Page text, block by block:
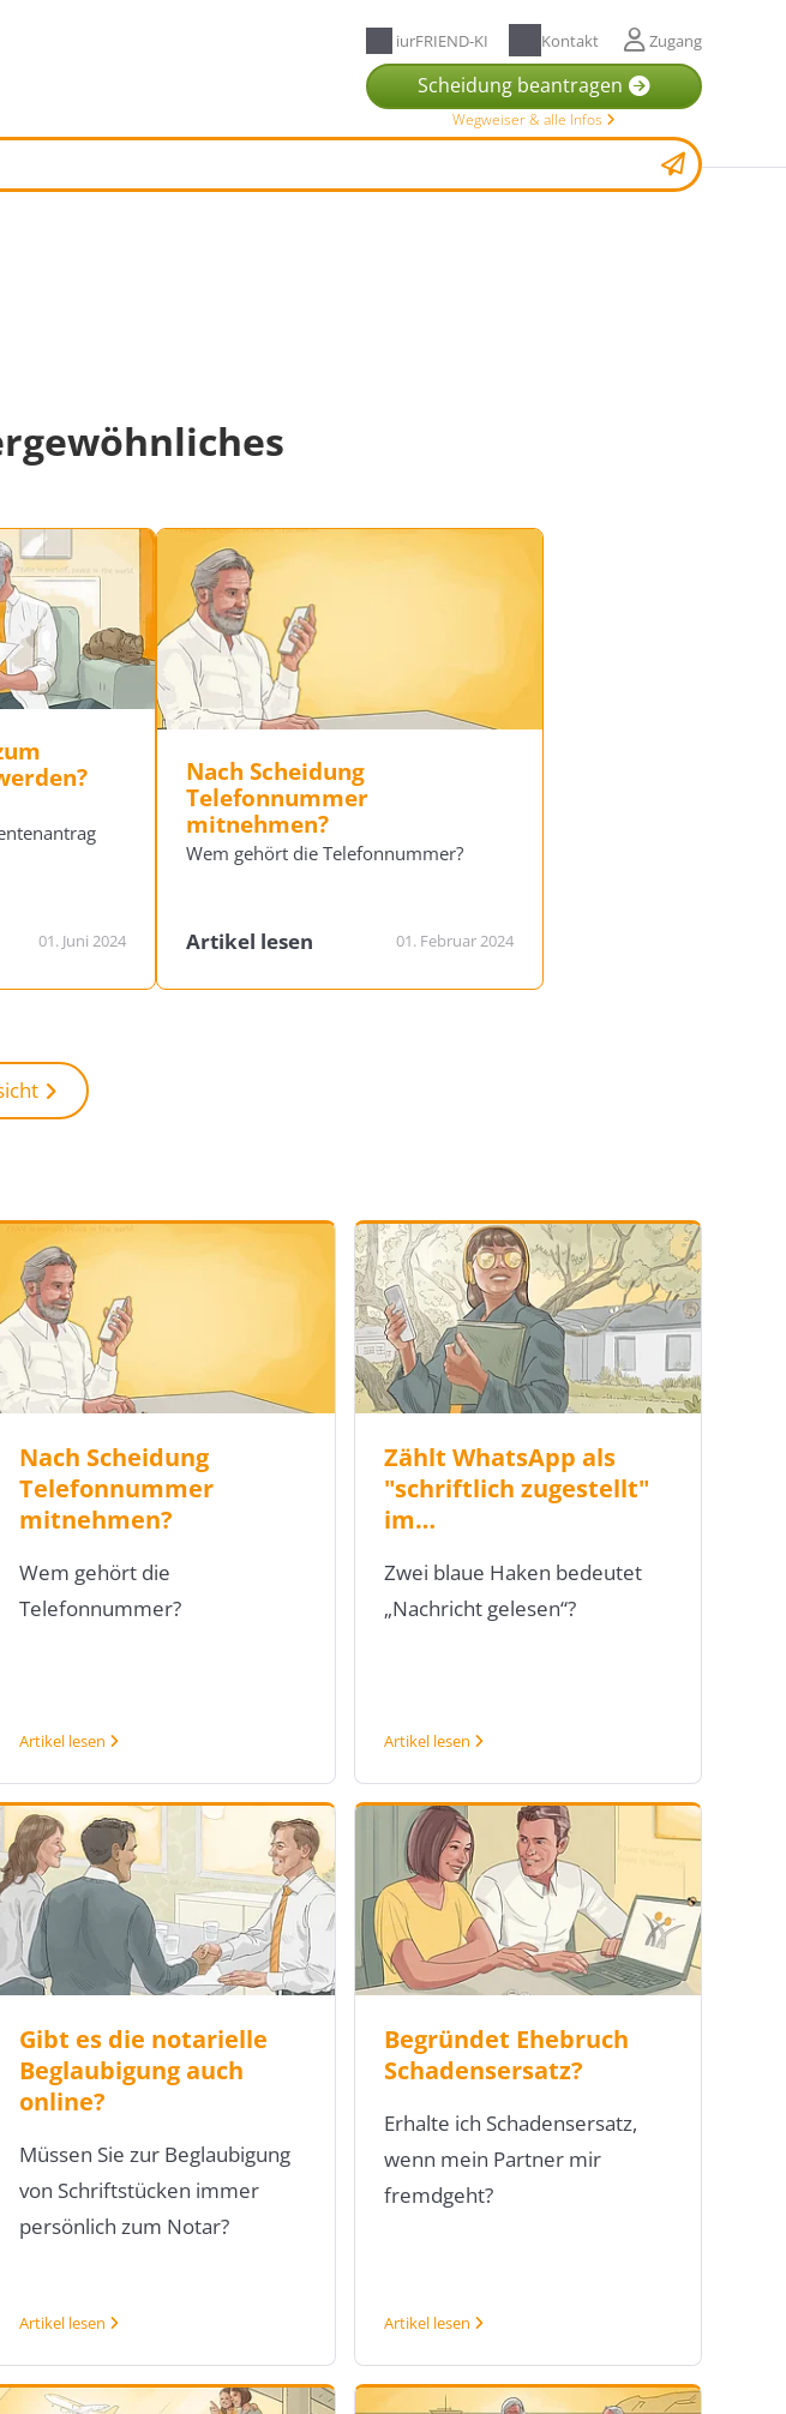
iurFRIEND-KI Kontakt Zugang
Scheidung beantragen
Wegweiser & alle Infos
01. Juni 2024
Nach Scheidung
Telefonnummer
mitnehmen?
Wem gehört die Telefonnummer?
Artikel lesen 01. Februar 2024
Nach Scheidung
Telefonnummer
mitnehmen?
Wem gehört die
Telefonnummer?
Artikel lesen
Zählt WhatsApp als
"schriftlich zugestellt"
im…
Zwei blaue Haken bedeutet
„Nachricht gelesen“?
Artikel lesen
Gibt es die notarielle
Beglaubigung auch
online?
Müssen Sie zur Beglaubigung
von Schriftstücken immer
persönlich zum Notar?
Artikel lesen
Begründet Ehebruch
Schadensersatz?
Erhalte ich Schadensersatz,
wenn mein Partner mir
fremdgeht?
Artikel lesen